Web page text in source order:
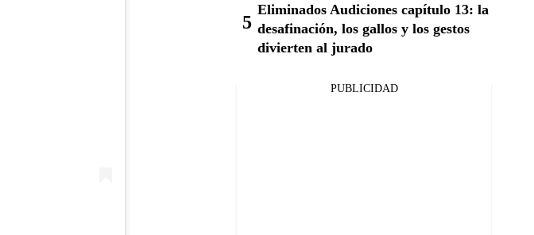
Eliminados Audiciones capítulo 13: la
desafinación, los gallos y los gestos
divierten al jurado
PUBLICIDAD